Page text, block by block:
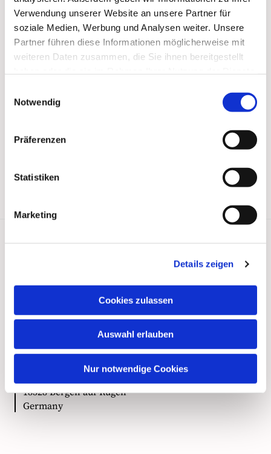
Verwendung unserer Website an unsere Partner für
soziale Medien, Werbung und Analysen weiter. Unsere
Partner führen diese Informationen möglicherweise mit
weiteren Daten zusammen, die Sie ihnen bereitgestellt
Notwendig
Präferenzen
Statistiken
Marketing
Details zeigen
Cookies zulassen
Auswahl erlauben
Nur notwendige Cookies
Kontakt
Ökumenische Pilgerinitiative Vorpommern e.V.
18528 Bergen auf Rügen
Germany